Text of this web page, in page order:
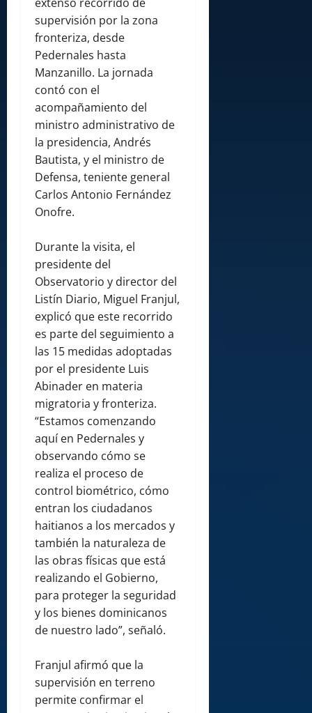
supervisión por la zona
fronteriza, desde
Pedernales hasta
Manzanillo. La jornada
contó con el
acompañamiento del
ministro administrativo de
la presidencia, Andrés
Bautista, y el ministro de
Defensa, teniente general
Carlos Antonio Fernández
Onofre.
Durante la visita, el
presidente del
Observatorio y director del
Listín Diario, Miguel Franjul,
explicó que este recorrido
es parte del seguimiento a
las 15 medidas adoptadas
por el presidente Luis
Abinader en materia
migratoria y fronteriza.
“Estamos comenzando
aquí en Pedernales y
observando cómo se
realiza el proceso de
control biométrico, cómo
entran los ciudadanos
haitianos a los mercados y
también la naturaleza de
las obras físicas que está
realizando el Gobierno,
para proteger la seguridad
y los bienes dominicanos
de nuestro lado”, señaló.
Franjul afirmó que la
supervisión en terreno
permite confirmar el